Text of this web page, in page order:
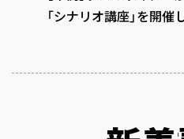
「シナリオ講座」を開催